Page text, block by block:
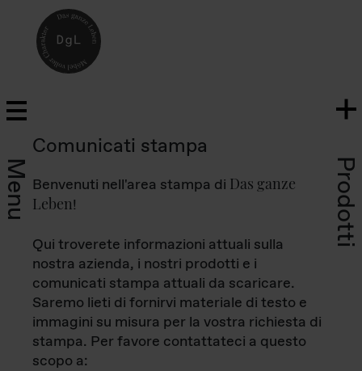
Menu Prodotti
Comunicati stampa
Benvenuti nell'area stampa di Das ganze
Leben!
Qui troverete informazioni attuali sulla
nostra azienda, i nostri prodotti e i
comunicati stampa attuali da scaricare.
Saremo lieti di fornirvi materiale di testo e
immagini su misura per la vostra richiesta di
stampa. Per favore contattateci a questo
scopo a: